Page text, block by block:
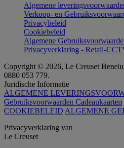
Algemene
Verkoop- en
Privacybeleid
Cookiebeleid
Algemene
Privacyverklaring - Retail-
Copyright © 2026, Le Creuset
0880 053 779.
Juridische Informatie
ALGEMENE
Gebruiksvoorwaarden Cadeaukaarten
COOKIEBELEID ALGEMENE
Privacyverklaring van
Le Creuset